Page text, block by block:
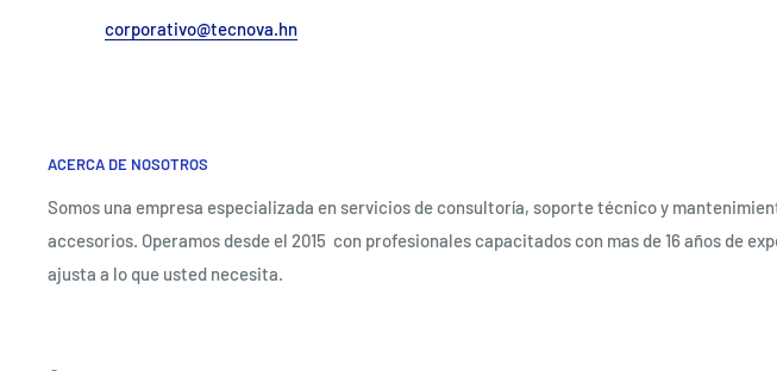
corporativo@tecnova.hn
ACERCA DE NOSOTROS
Somos una empresa especializada en servicios de consultoría, soporte técnico y
accesorios. Operamos desde el 2015 con profesionales capacitados con mas de 16 años de
ajusta a lo que usted necesita.